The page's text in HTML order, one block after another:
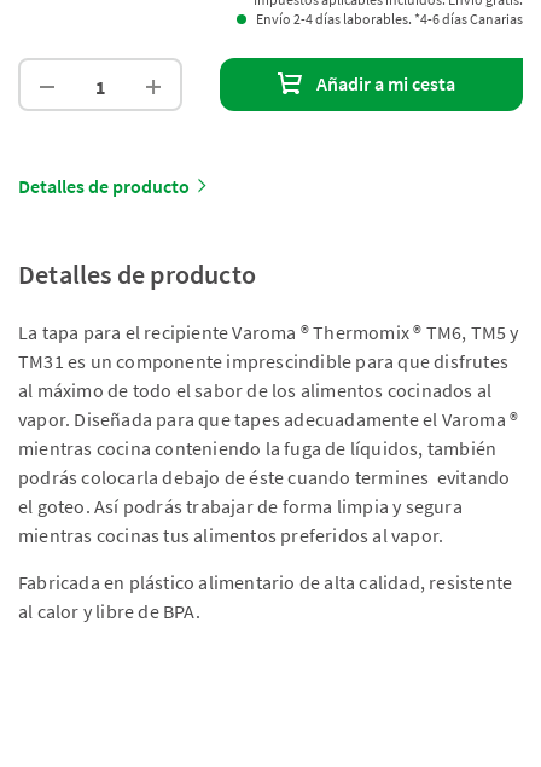
Envío 2-4 días laborables. *4-6 días Canarias
Añadir a mi cesta
Detalles de producto
Detalles de producto
La tapa para el recipiente Varoma ® Thermomix ® TM6, TM5 y
TM31 es un componente imprescindible para que disfrutes
al máximo de todo el sabor de los alimentos cocinados al
vapor. Diseñada para que tapes adecuadamente el Varoma ®
mientras cocina conteniendo la fuga de líquidos, también
podrás colocarla debajo de éste cuando termines evitando
el goteo. Así podrás trabajar de forma limpia y segura
mientras cocinas tus alimentos preferidos al vapor.
Fabricada en plástico alimentario de alta calidad, resistente
al calor y libre de BPA.